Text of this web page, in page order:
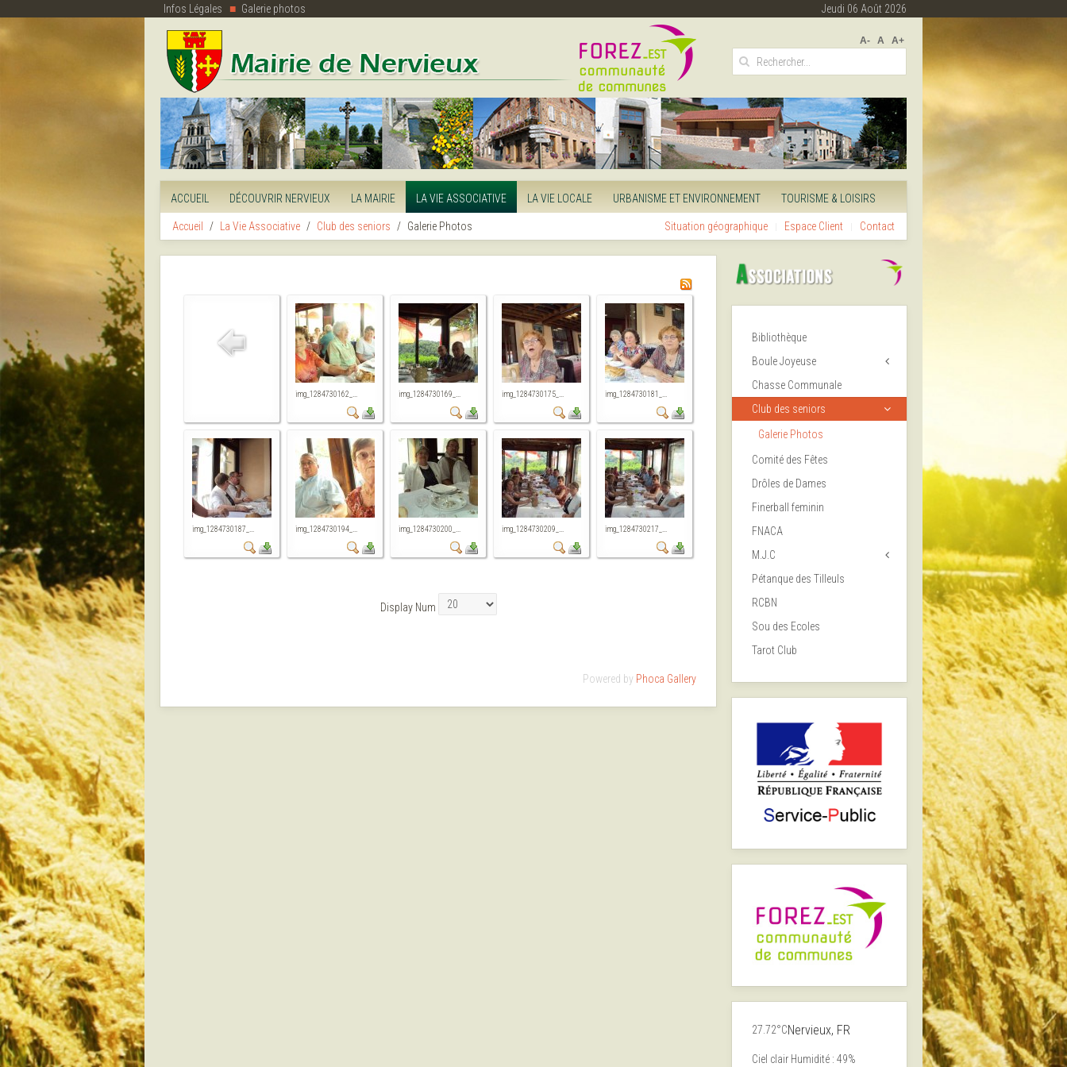
Infos Légales Galerie photos Jeudi 06 Août 2026
A- A A+
ACCUEIL DÉCOUVRIR NERVIEUX LA MAIRIE LA VIE ASSOCIATIVE LA VIE LOCALE URBANISME ET ENVIRONNEMENT TOURISME & LOISIRS
Accueil La Vie Associative Club des seniors Galerie Photos Situation géographique Espace Client Contact
img_1284730162_... img_1284730169_... img_1284730175_... img_1284730181_...
img_1284730187_... img_1284730194_... img_1284730200_... img_1284730209_... img_1284730217_...
Display Num
Powered by Phoca Gallery
Bibliothèque
Boule Joyeuse
Chasse Communale
Club des seniors
Galerie Photos
Comité des Fêtes
Drôles de Dames
Finerball feminin
FNACA
M.J.C
Pétanque des Tilleuls
RCBN
Sou des Ecoles
Tarot Club
27.72°CNervieux, FR
Ciel clair Humidité : 49%